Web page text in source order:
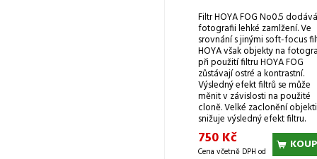
Filtr HOYA FOG No0.5 dodává
fotografii lehké zamlžení. Ve
srovnání s jinými soft-focus
HOYA však objekty na
při použití filtru HOYA FOG
zůstávají ostré a kontrastní.
Výsledný efekt filtrů se může
měnit v závislosti na použité
cloně. Velké zaclonění
snižuje výsledný efekt filtru.
750 Kč
Cena včetně DPH od